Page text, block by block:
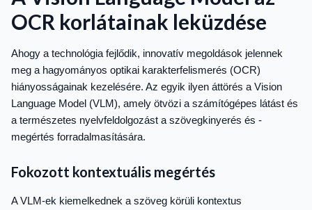
OCR korlátainak leküzdése
Ahogy a technológia fejlődik, innovatív megoldások jelennek
meg a hagyományos optikai karakterfelismerés (OCR)
hiányosságainak kezelésére. Az egyik ilyen áttörés a Vision
Language Model (VLM), amely ötvözi a számítógépes látást és
a természetes nyelvfeldolgozást a szövegkinyerés és -
megértés forradalmasítására.
Fokozott kontextuális megértés
A VLM-ek kiemelkednek a szöveg körüli kontextus